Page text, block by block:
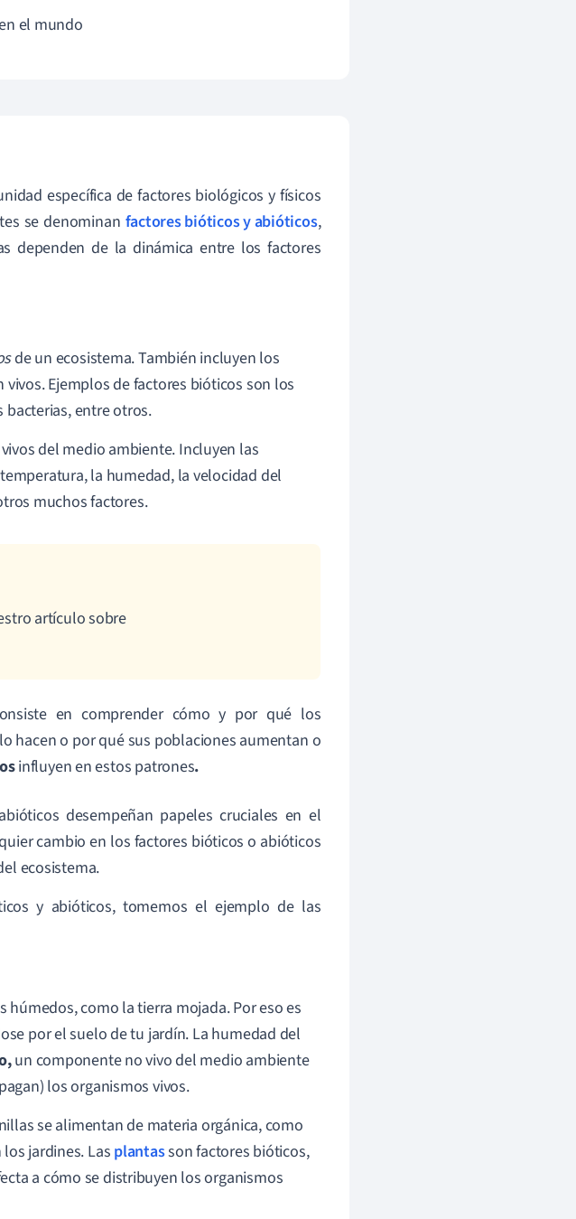
el mundo
específica de factores biológicos y físicos
se denominan factores bióticos y abióticos,
dependen de la dinámica entre los factores
de un ecosistema. También incluyen los
Ejemplos de factores bióticos son los
bacterias, entre otros.
vivos del medio ambiente. Incluyen las
la humedad, la velocidad del
muchos factores.
artículo sobre
en comprender cómo y por qué los
hacen o por qué sus poblaciones aumentan o
influyen en estos patrones.
desempeñan papeles cruciales en el
cambio en los factores bióticos o abióticos
ecosistema.
y abióticos, tomemos el ejemplo de las
como la tierra mojada. Por eso es
por el suelo de tu jardín. La humedad del
un componente no vivo del medio ambiente
los organismos vivos.
se alimentan de materia orgánica, como
jardines. Lasplantasson factores bióticos,
a cómo se distribuyen los organismos